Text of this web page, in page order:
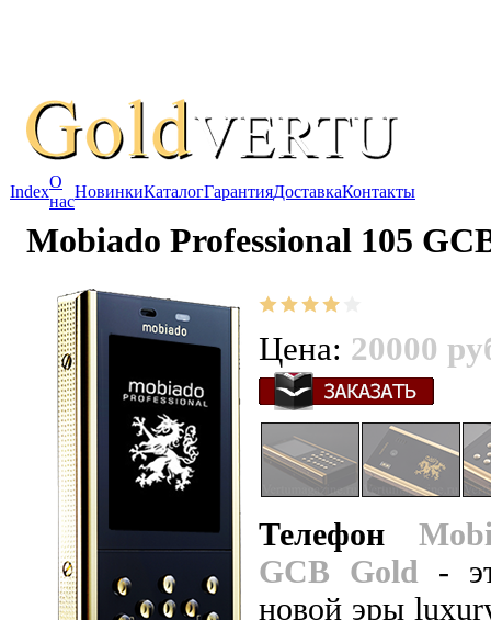
Index
О
нас
НовинкиКаталогГарантияДоставкаКонтакты
Mobiado Professional 105
Цена: 20000
Телефон
GCB Gold
-
новой эры